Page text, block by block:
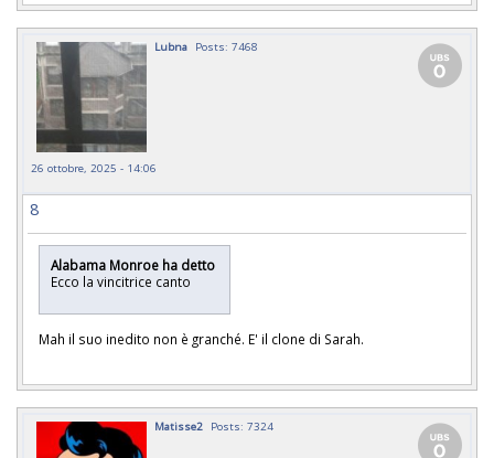
Lubna Posts: 7468
26 ottobre, 2025 - 14:06
8
Alabama Monroe ha detto
Ecco la vincitrice canto
Mah il suo inedito non è granché. E' il clone di Sarah.
Matisse2 Posts: 7324